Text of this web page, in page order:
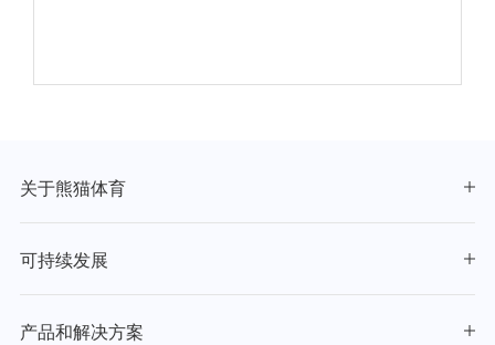
关于熊猫体育
可持续发展
产品和解决方案